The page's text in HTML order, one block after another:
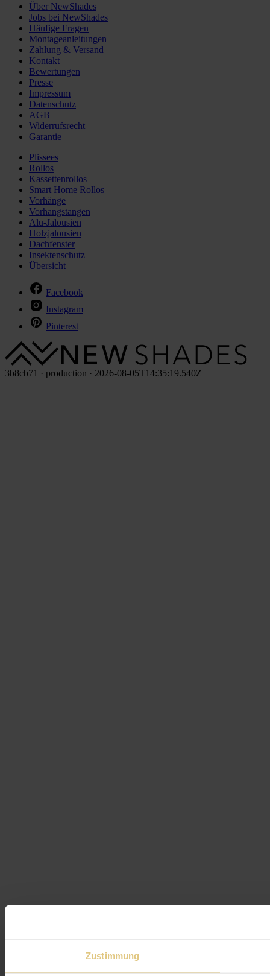
Zustimmung
Über NewShades
Jobs bei NewShades
Häufige Fragen
Montageanleitungen
Zahlung & Versand
Kontakt
Bewertungen
Presse
Impressum
Datenschutz
AGB
Widerrufsrecht
Garantie
Plissees
Rollos
Kassettenrollos
Smart Home Rollos
Vorhänge
Vorhangstangen
Alu-Jalousien
Holzjalousien
Dachfenster
Insektenschutz
Übersicht
Facebook
Instagram
Pinterest
3b8cb71 · production · 2026-08-05T14:35:19.540Z